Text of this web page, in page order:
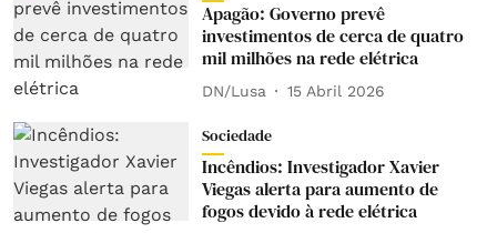
Apagão: Governo prevê
investimentos de cerca de quatro
mil milhões na rede elétrica
DN/Lusa 15 Abril 2026
Sociedade
Incêndios: Investigador Xavier
Viegas alerta para aumento de
fogos devido à rede elétrica